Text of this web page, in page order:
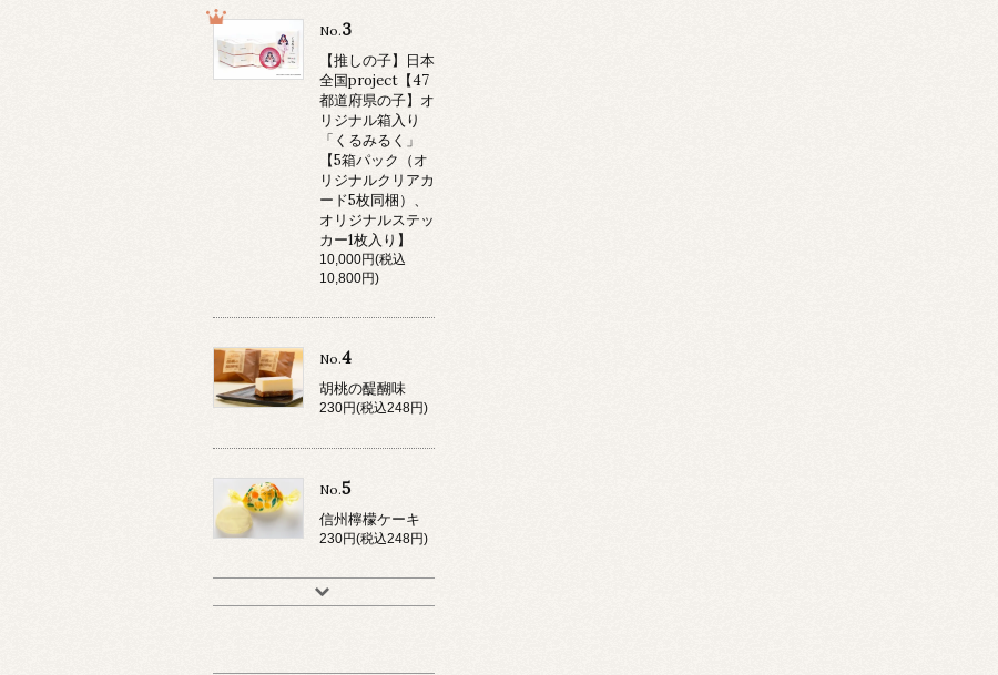
No.3
【推しの子】日本
全国project【47
都道府県の子】オ
リジナル箱入り
「くるみるく」
【5箱パック（オ
リジナルクリアカ
ード5枚同梱）、
オリジナルステッ
カー1枚入り】
10,000円(税込
10,800円)
No.4
胡桃の醍醐味
230円(税込248円)
No.5
信州檸檬ケーキ
230円(税込248円)